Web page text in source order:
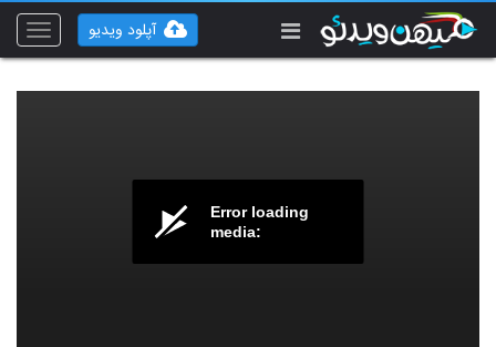
Toggle
آپلود ویدیو
Error loading
media: